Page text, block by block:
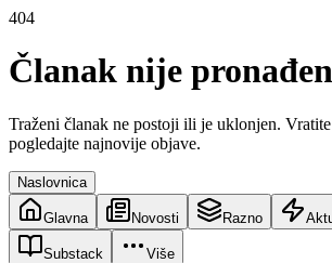
404
Članak nije pronađen
Traženi članak ne postoji ili je uklonjen.
pogledajte najnovije objave.
Naslovnica
Glavna Novosti Razno
Substack Više